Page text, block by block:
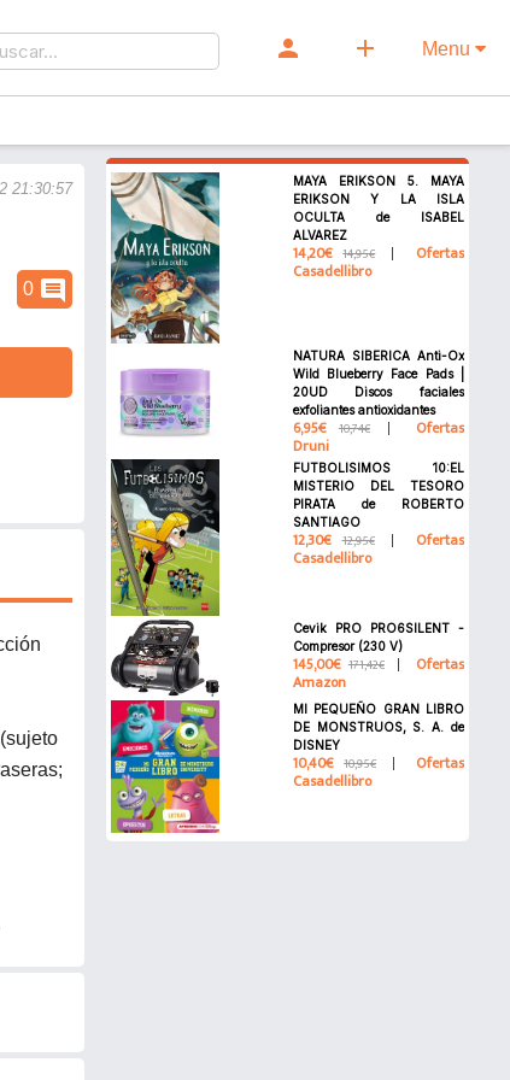
person add Menu
21:30:57
0 comment
MAYA ERIKSON 5. MAYA
ERIKSON Y LA ISLA
OCULTA de ISABEL
ALVAREZ
14,20€ 14,95€ Ofertas
Casadellibro
NATURA SIBERICA Anti-Ox
Wild Blueberry Face Pads |
20UD Discos faciales
exfoliantes antioxidantes
6,95€ 10,74€ Ofertas
Druni
FUTBOLISIMOS 10:EL
MISTERIO DEL TESORO
PIRATA de ROBERTO
SANTIAGO
12,30€ 12,95€ Ofertas
Casadellibro
Cevik PRO PRO6SILENT -
Compresor (230 V)
145,00€ 171,42€ Ofertas
Amazon
MI PEQUEÑO GRAN LIBRO
DE MONSTRUOS, S. A. de
DISNEY
10,40€ 10,95€ Ofertas
Casadellibro